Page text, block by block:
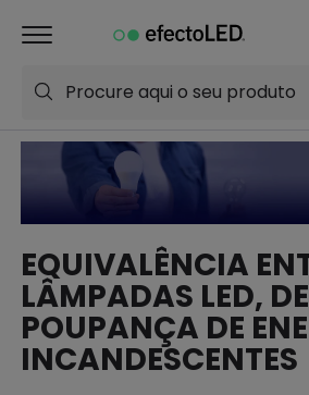
Procure aqui o seu produto
EQUIVALÊNCIA
LÂMPADAS LED, DE
POUPANÇA DE
INCANDESCENTES